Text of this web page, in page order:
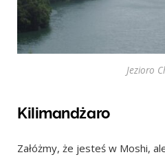
Jezioro
Kilimandżaro
Załóżmy, że jesteś w Moshi,